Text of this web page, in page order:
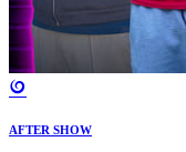
AFTER SHOW